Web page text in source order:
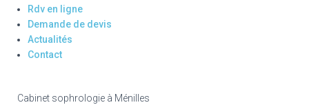
Rdv en ligne
Demande de devis
Actualités
Contact
Cabinet sophrologie à Ménilles